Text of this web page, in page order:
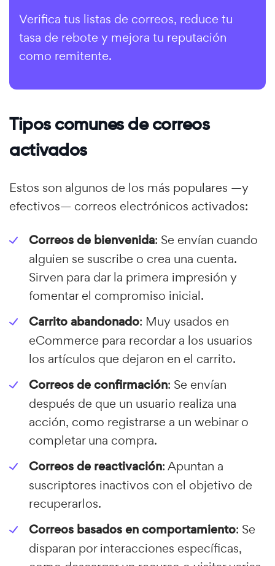
Verifica tus listas de correos, reduce tu
tasa de rebote y mejora tu reputación
como remitente.
Tipos comunes de correos
activados
Estos son algunos de los más populares —y
efectivos— correos electrónicos activados:
Correos de bienvenida: Se envían cuando
alguien se suscribe o crea una cuenta.
Sirven para dar la primera impresión y
fomentar el compromiso inicial.
Carrito abandonado: Muy usados en
eCommerce para recordar a los usuarios
los artículos que dejaron en el carrito.
Correos de confirmación: Se envían
después de que un usuario realiza una
acción, como registrarse a un webinar o
completar una compra.
Correos de reactivación: Apuntan a
suscriptores inactivos con el objetivo de
recuperarlos.
Correos basados en comportamiento: Se
disparan por interacciones específicas,